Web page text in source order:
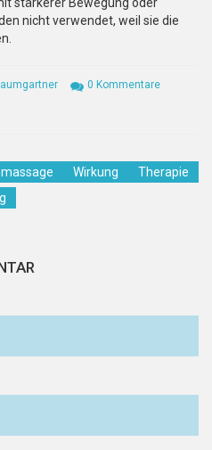
stärkerer Bewegung oder
nicht verwendet, weil sie die
0 Kommentare
Wirkung
Therapie